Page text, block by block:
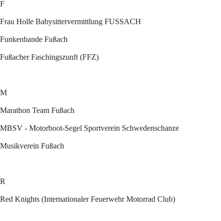
F
Frau Holle Babysittervermittlung FUSSACH
Funkenbande Fußach
Fußacher Faschingszunft (FFZ)
M
Marathon Team Fußach
MBSV - Motorboot-Segel Sportverein Schwedenschanze
Musikverein Fußach
R
Red Knights (Internationaler Feuerwehr Motorrad Club)